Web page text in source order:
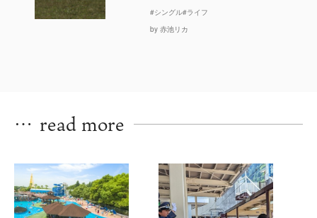
#シングル#ライフ
by 赤池リカ
… read more